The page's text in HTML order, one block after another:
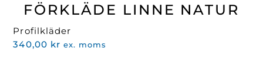
priset
466,00 kr.
priset
FÖRKLÄDE LINNE NATUR
Profilkläder
340,00 kr ex. moms